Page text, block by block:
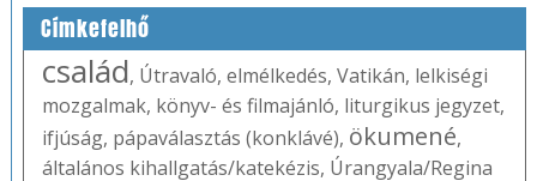
Címkefelhő
család, Útravaló, elmélkedés, Vatikán, lelkiségi
mozgalmak, könyv- és filmajánló, liturgikus jegyzet,
ifjúság, pápaválasztás (konklávé), ökumené,
általános kihallgatás/katekézis, Úrangyala/Regina